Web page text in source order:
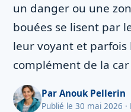
un danger ou une
bouées se lisent par
leur voyant et
complément de la car
Par Anouk Pellerin
Publié le 30 mai 2026